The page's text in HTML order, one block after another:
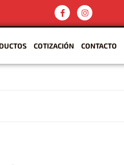
COTIZACIÓN CONTACTO